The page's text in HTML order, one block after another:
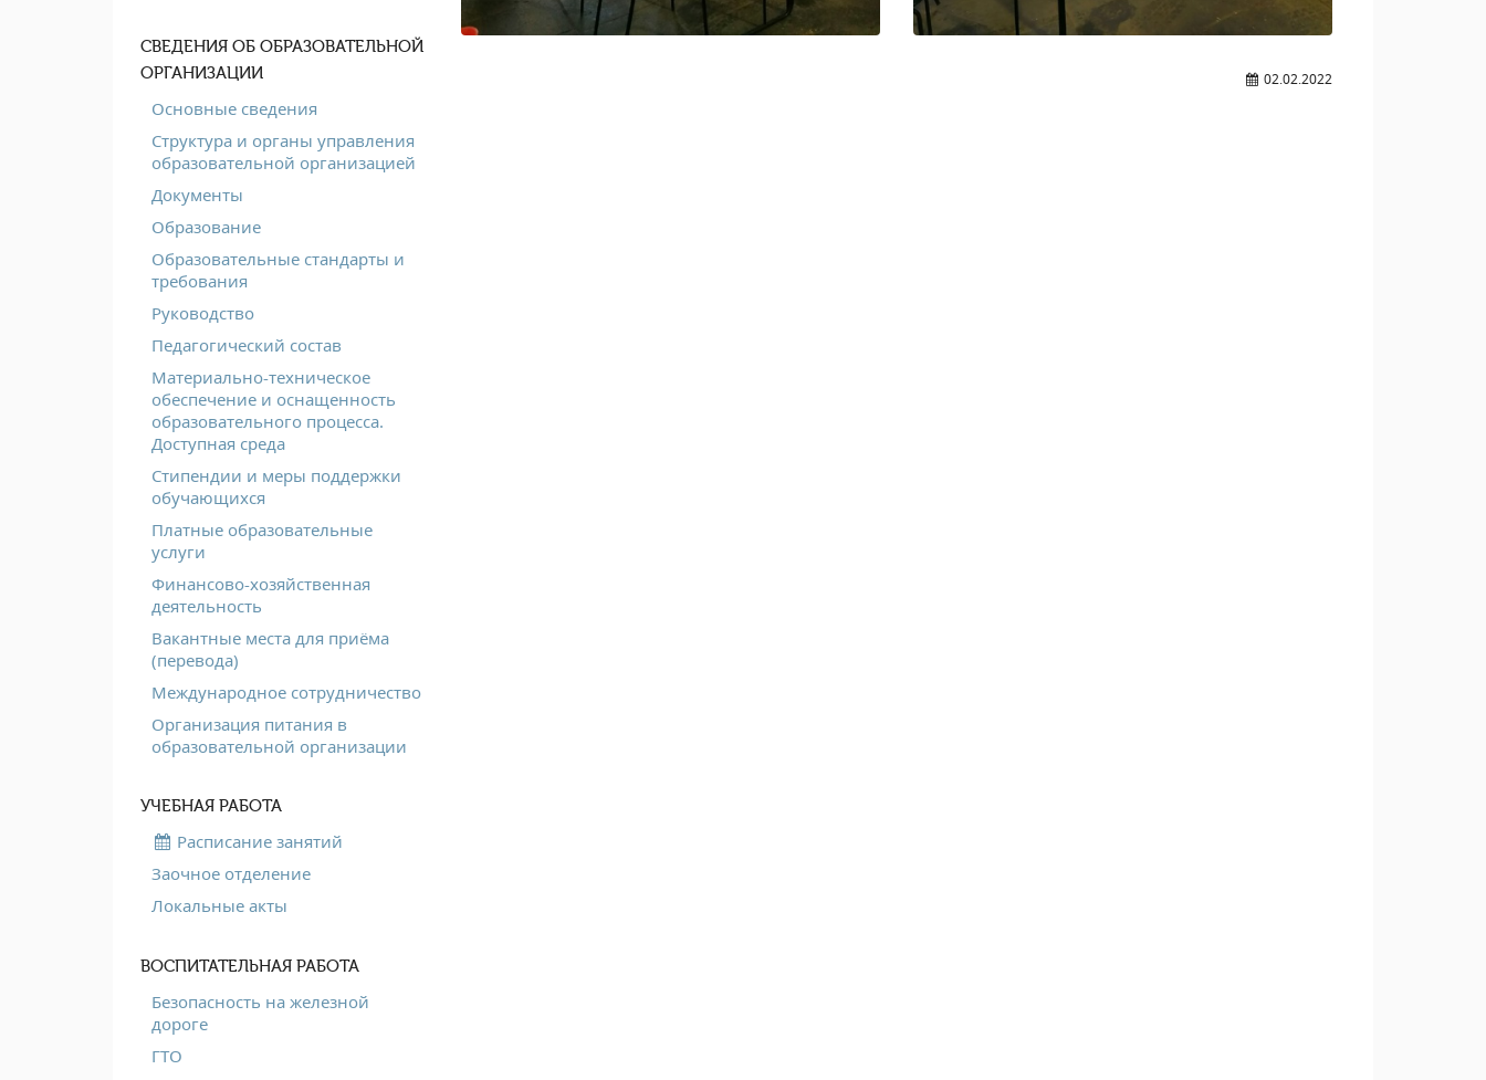
СВЕДЕНИЯ ОБ ОБРАЗОВАТЕЛЬНОЙ
ОРГАНИЗАЦИИ
Основные сведения
Структура и органы управления
образовательной организацией
Документы
Образование
Образовательные стандарты и
требования
Руководство
Педагогический состав
Материально-техническое
обеспечение и оснащенность
образовательного процесса.
Доступная среда
Стипендии и меры поддержки
обучающихся
Платные образовательные
услуги
Финансово-хозяйственная
деятельность
Вакантные места для приёма
(перевода)
Международное сотрудничество
Организация питания в
образовательной организации
УЧЕБНАЯ РАБОТА
Расписание занятий
Заочное отделение
Локальные акты
ВОСПИТАТЕЛЬНАЯ РАБОТА
Безопасность на железной
дороге
ГТО
02.02.2022